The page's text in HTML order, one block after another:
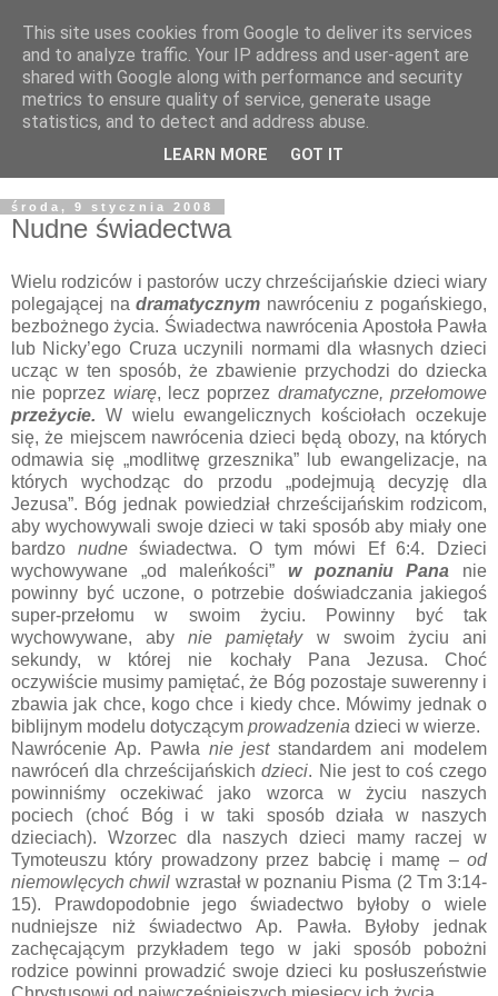
Żyjąc wiarą w REALNYM
świecie
Blog pastora Pawła Bartosika
środa, 9 stycznia 2008
Nudne świadectwa
Wielu rodziców i pastorów uczy chrześcijańskie dzieci wiary
polegającej nadramatycznym nawróceniu z pogańskiego,
bezbożnego życia. Świadectwa nawrócenia Apostoła Pawła
lub Nicky’ego Cruza uczynili normami dla własnych dzieci
ucząc w ten sposób, że zbawienie przychodzi do dziecka
nie poprzez wiarę, lecz poprzez dramatyczne, przełomowe
przeżycie. W wielu ewangelicznych kościołach oczekuje
się, że miejscem nawrócenia dzieci będą obozy, na których
odmawia się „modlitwę grzesznika” lub ewangelizacje, na
których wychodząc do przodu „podejmują decyzję dla
Jezusa”. Bóg jednak powiedział chrześcijańskim rodzicom,
aby wychowywali swoje dzieci w taki sposób aby miały one
bardzo nudneświadectwa. O tym mówi Ef 6:4. Dzieci
wychowywane „od maleńkości” w poznaniu Pana nie
powinny być uczone, o potrzebie doświadczania jakiegoś
super-przełomu w swoim życiu. Powinny być tak
wychowywane, abynie pamiętaływ swoim życiu ani
sekundy, w której nie kochały Pana Jezusa. Choć
oczywiście musimy pamiętać, że Bóg pozostaje suwerenny i
zbawia jak chce, kogo chce i kiedy chce. Mówimy jednak o
biblijnym modelu dotyczącym prowadzenia dzieci w wierze.
Nawrócenie Ap. Pawła nie jeststandardem ani modelem
nawróceń dla chrześcijańskichdzieci. Nie jest to coś czego
powinniśmy oczekiwać jako wzorca w życiu naszych
pociech (choć Bóg i w taki sposób działa w naszych
dzieciach). Wzorzec dla naszych dzieci mamy raczej w
Tymoteuszu który prowadzony przez babcię i mamę – od
niemowlęcych chwil wzrastał w poznaniu Pisma (2 Tm 3:14-
15). Prawdopodobnie jego świadectwo byłoby o wiele
nudniejsze niż świadectwo Ap. Pawła. Byłoby jednak
zachęcającym przykładem tego w jaki sposób pobożni
rodzice powinni prowadzić swoje dzieci ku posłuszeństwie
This site uses cookies from Google to deliver its services
and to analyze traffic. Your IP address and user-agent are
shared with Google along with performance and security
metrics to ensure quality of service, generate usage
statistics, and to detect and address abuse.
LEARN MORE GOT IT